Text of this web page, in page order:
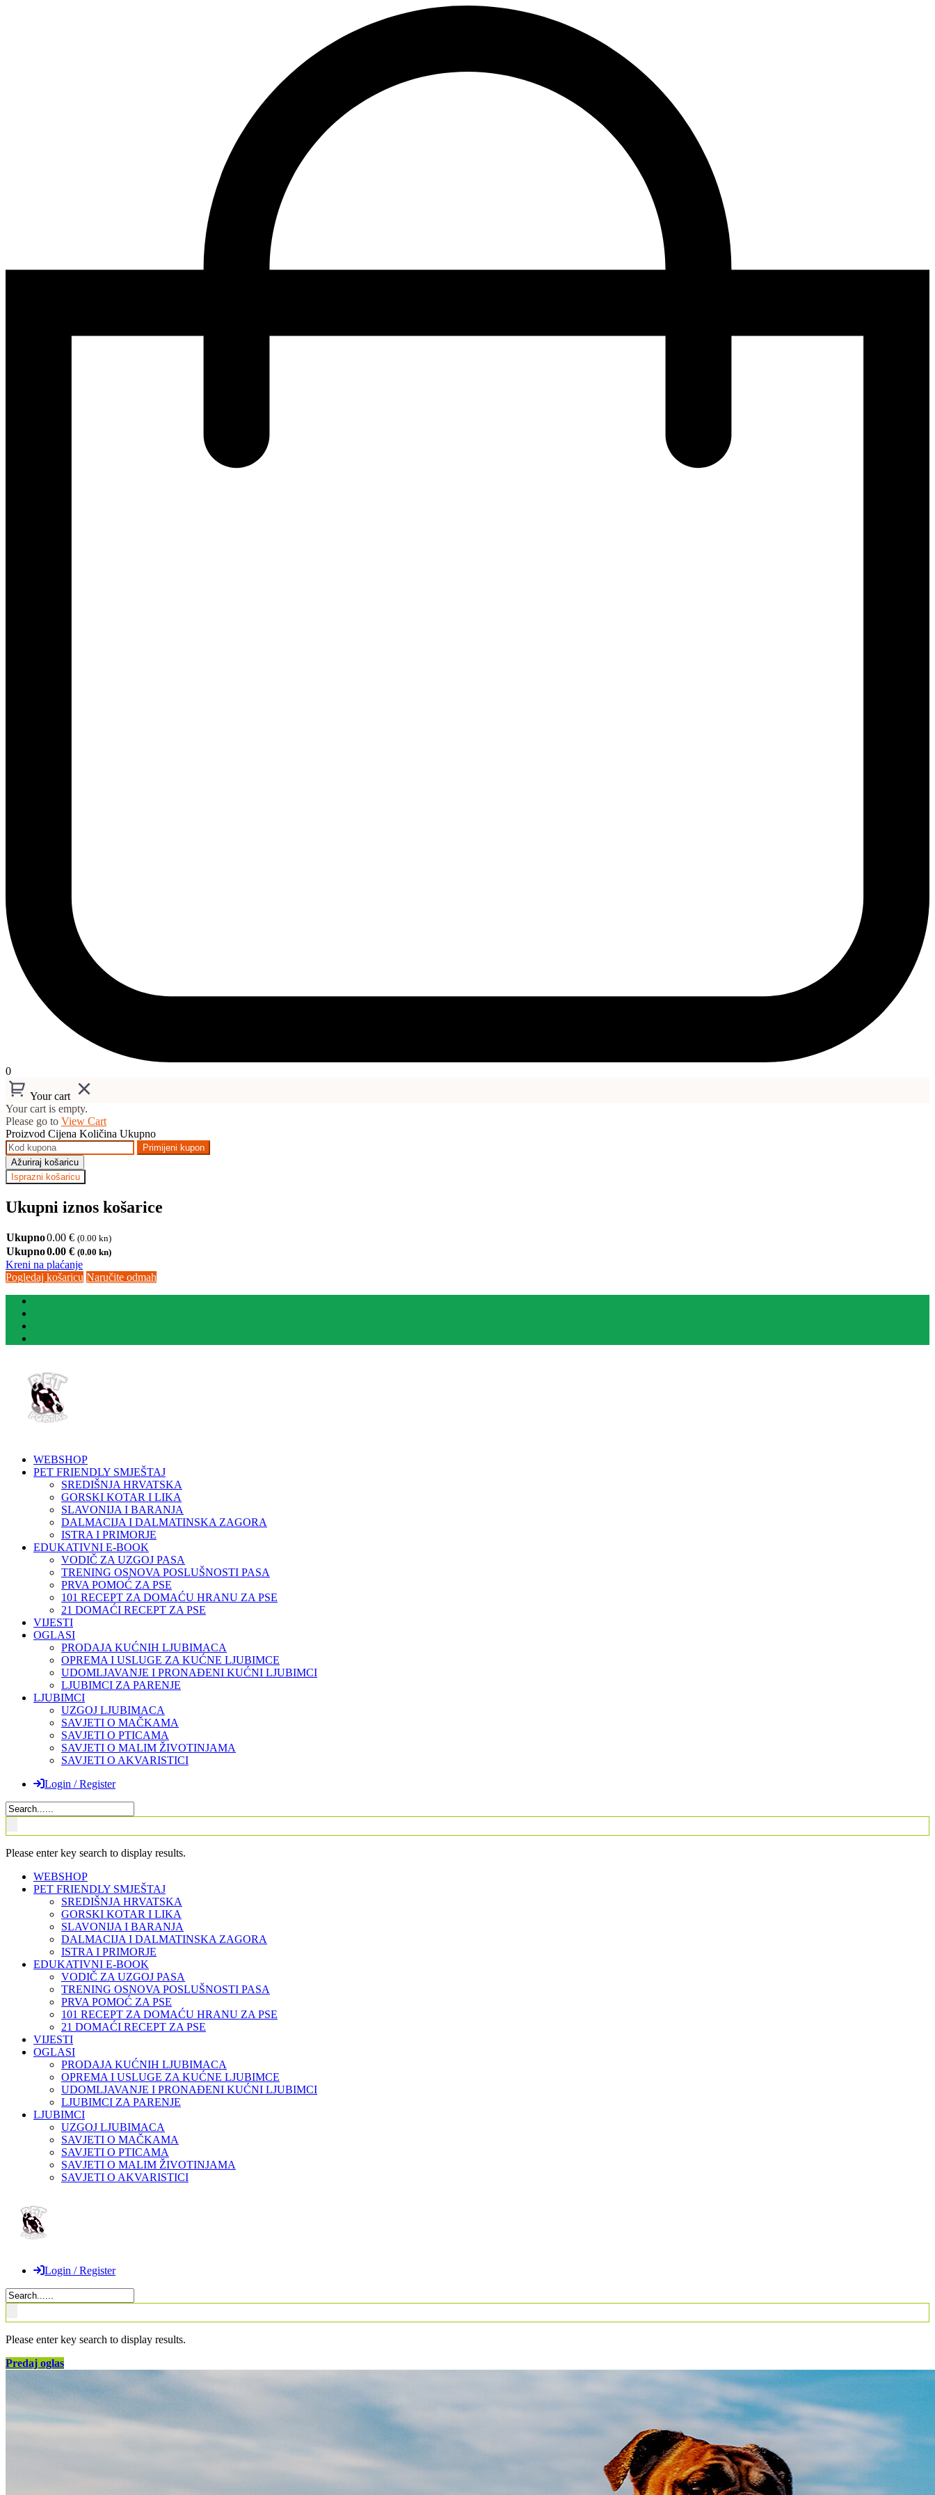
0
Your cart
Your cart is empty.
Please go to View Cart
Proizvod Cijena Količina Ukupno
Primijeni kupon
Ažuriraj košaricu
Isprazni košaricu
Ukupni iznos košarice
Ukupno0.00 € (0.00 kn)
Ukupno0.00 € (0.00 kn)
Kreni na plaćanje
Pogledaj košaricu Naručite odmah
WEBSHOP
PET FRIENDLY SMJEŠTAJ
SREDIŠNJA HRVATSKA
GORSKI KOTAR I LIKA
SLAVONIJA I BARANJA
DALMACIJA I DALMATINSKA ZAGORA
ISTRA I PRIMORJE
EDUKATIVNI E-BOOK
VODIČ ZA UZGOJ PASA
TRENING OSNOVA POSLUŠNOSTI PASA
PRVA POMOĆ ZA PSE
101 RECEPT ZA DOMAĆU HRANU ZA PSE
21 DOMAĆI RECEPT ZA PSE
VIJESTI
OGLASI
PRODAJA KUĆNIH LJUBIMACA
OPREMA I USLUGE ZA KUĆNE LJUBIMCE
UDOMLJAVANJE I PRONAĐENI KUĆNI LJUBIMCI
LJUBIMCI ZA PARENJE
LJUBIMCI
UZGOJ LJUBIMACA
SAVJETI O MAČKAMA
SAVJETI O PTICAMA
SAVJETI O MALIM ŽIVOTINJAMA
SAVJETI O AKVARISTICI
Login / Register
Please enter key search to display results.
WEBSHOP
PET FRIENDLY SMJEŠTAJ
SREDIŠNJA HRVATSKA
GORSKI KOTAR I LIKA
SLAVONIJA I BARANJA
DALMACIJA I DALMATINSKA ZAGORA
ISTRA I PRIMORJE
EDUKATIVNI E-BOOK
VODIČ ZA UZGOJ PASA
TRENING OSNOVA POSLUŠNOSTI PASA
PRVA POMOĆ ZA PSE
101 RECEPT ZA DOMAĆU HRANU ZA PSE
21 DOMAĆI RECEPT ZA PSE
VIJESTI
OGLASI
PRODAJA KUĆNIH LJUBIMACA
OPREMA I USLUGE ZA KUĆNE LJUBIMCE
UDOMLJAVANJE I PRONAĐENI KUĆNI LJUBIMCI
LJUBIMCI ZA PARENJE
LJUBIMCI
UZGOJ LJUBIMACA
SAVJETI O MAČKAMA
SAVJETI O PTICAMA
SAVJETI O MALIM ŽIVOTINJAMA
SAVJETI O AKVARISTICI
Login / Register
Please enter key search to display results.
Predaj oglas